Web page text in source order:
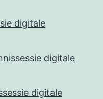
digitale
digitale
digitale